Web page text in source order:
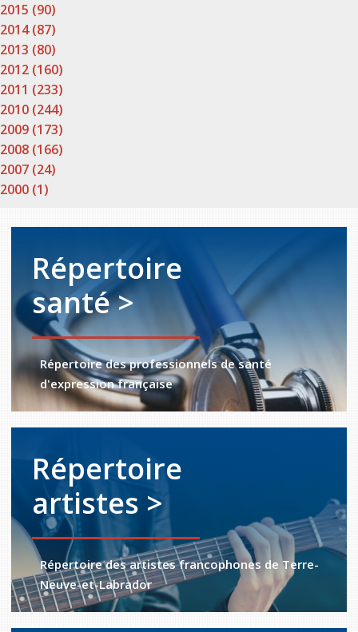
2015 (90)
2014 (87)
2013 (80)
2012 (160)
2011 (233)
2010 (244)
2009 (173)
2008 (166)
2007 (24)
2000 (1)
Répertoire
santé >
Répertoire des professionnels de santé
d'expression française
Répertoire
artistes >
Répertoire des artistes francophones de Terre-
Neuve-et-Labrador